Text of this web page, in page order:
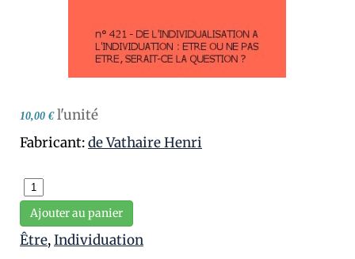
10,00 € l'unité
Fabricant:de Vathaire Henri
Ajouter au panier
Être,Individuation